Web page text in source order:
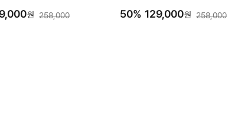
원 258,000 50% 129,000원 258,000